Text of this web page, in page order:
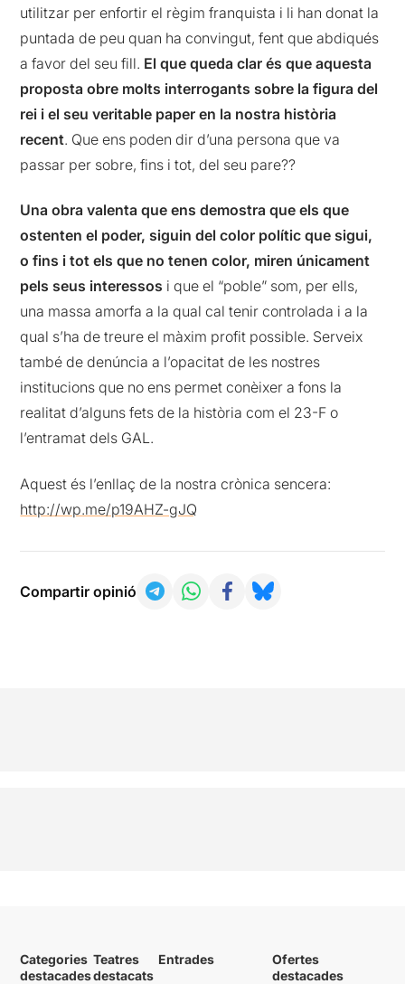
utilitzar per enfortir el règim franquista i li han donat la
puntada de peu quan ha convingut, fent que abdiqués
a favor del seu fill. El que queda clar és que aquesta
proposta obre molts interrogants sobre la figura del
rei i el seu veritable paper en la nostra història
recent. Que ens poden dir d’una persona que va
passar per sobre, fins i tot, del seu pare??
Una obra valenta que ens demostra que els que
ostenten el poder, siguin del color polític que sigui,
o fins i tot els que no tenen color, miren únicament
pels seus interessos i que el “poble” som, per ells,
una massa amorfa a la qual cal tenir controlada i a la
qual s’ha de treure el màxim profit possible. Serveix
també de denúncia a l’opacitat de les nostres
institucions que no ens permet conèixer a fons la
realitat d’alguns fets de la història com el 23-F o
l’entramat dels GAL.
Aquest és l’enllaç de la nostra crònica sencera:
http://wp.me/p19AHZ-gJQ
Compartir opinió
Categories
destacades
Teatres
destacats
Entrades
Ofertes
destacades